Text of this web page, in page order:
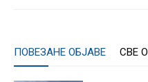
ПОВЕЗАНЕ ОБЈАВЕ СВЕ